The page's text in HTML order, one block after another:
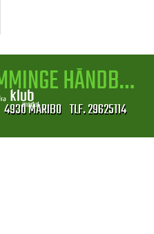
SAKSKØBING-SLEMMINGE HÅNDBOLDKLUB
4930 MARIBO TLF. 29625114